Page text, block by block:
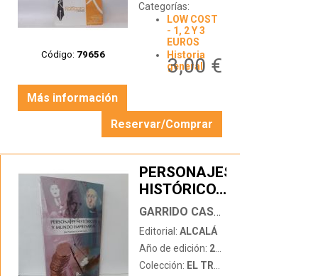
Código: 79656
Categorías:
LOW COST
- 1, 2 Y 3
EUROS
Historia
general
3,00 €
Más información
Reservar/Comprar
PERSONAJES
HISTÓRICOS
Y MUNDO
EMPRESARIAL
…
GARRIDO CASAS, JOSÉ FRANCISCO
Editorial: ALCALÁ
Año de edición: 2007
Colección: EL TRANSEÚNTE